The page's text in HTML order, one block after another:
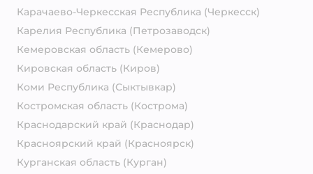
Карачаево-Черкесская Республика (Черкесск)
Карелия Республика (Петрозаводск)
Кемеровская область (Кемерово)
Кировская область (Киров)
Коми Республика (Сыктывкар)
Костромская область (Кострома)
Краснодарский край (Краснодар)
Красноярский край (Красноярск)
Курганская область (Курган)